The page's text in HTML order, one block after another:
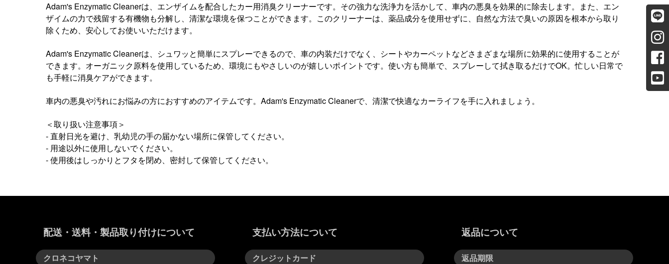
Adam's Enzymatic Cleanerは、エンザイムを配合したカー用消臭クリーナーです。その強力な洗浄力を活かして、車内の悪臭を効果的に除去します。また、エン
ザイムの力で残留する有機物も分解し、清潔な環境を保つことができます。このクリーナーは、薬品成分を使用せずに、自然な方法で臭いの原因を根本から取り
除くため、安心してお使いいただけます。
Adam's Enzymatic Cleanerは、シュワッと簡単にスプレーできるので、車の内装だけでなく、シートやカーペットなどさまざまな場所に効果的に使用することが
できます。オーガニック原料を使用しているため、環境にもやさしいのが嬉しいポイントです。使い方も簡単で、スプレーして拭き取るだけでOK。忙しい日常で
も手軽に消臭ケアができます。
車内の悪臭や汚れにお悩みの方におすすめのアイテムです。Adam's Enzymatic Cleanerで、清潔で快適なカーライフを手に入れましょう。
＜取り扱い注意事項＞
- 直射日光を避け、乳幼児の手の届かない場所に保管してください。
- 用途以外に使用しないでください。
- 使用後はしっかりとフタを閉め、密封して保管してください。
配送・送料・製品取り付けについて
クロネコヤマト
支払い方法について
クレジットカード
返品について
返品期限